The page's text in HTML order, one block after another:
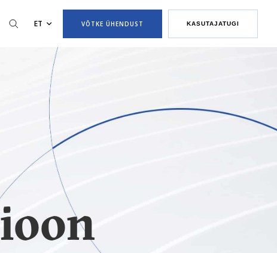
ET VÕTKE ÜHENDUST KASUTAJATUGI